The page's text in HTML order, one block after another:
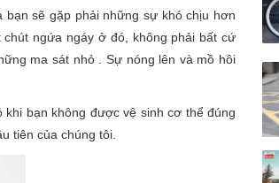
sẽ gặp phải những sự khó chịu hơn
ngứa ngáy ở đó, không phải bất cứ
ma sát nhỏ . Sự nóng lên và mồ hôi
bạn không được vệ sinh cơ thể đúng
tiên của chúng tôi.